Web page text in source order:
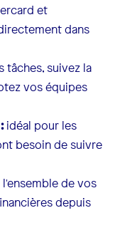
et
dans
tâches, suivez la
vos équipes
idéal pour les
besoin de suivre
de vos
depuis